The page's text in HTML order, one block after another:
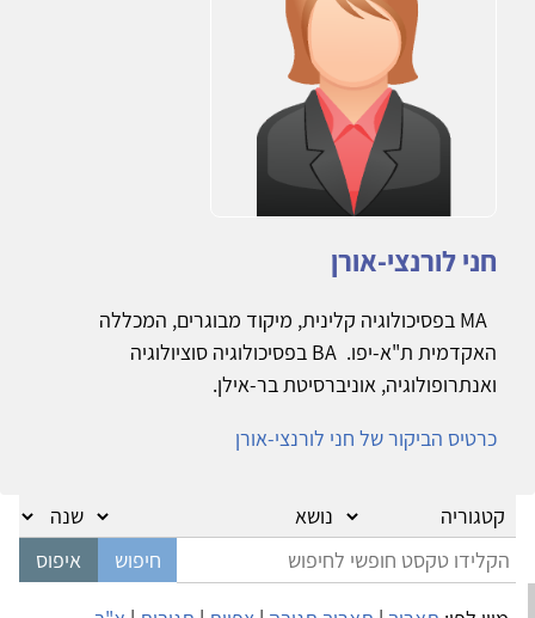
חני לורנצי-אורן
MA בפסיכולוגיה קלינית, מיקוד מבוגרים, המכללה
האקדמית ת"א-יפו. BA בפסיכולוגיה סוציולוגיה
ואנתרופולוגיה, אוניברסיטת בר-אילן.
כרטיס הביקור של חני לורנצי-אורן